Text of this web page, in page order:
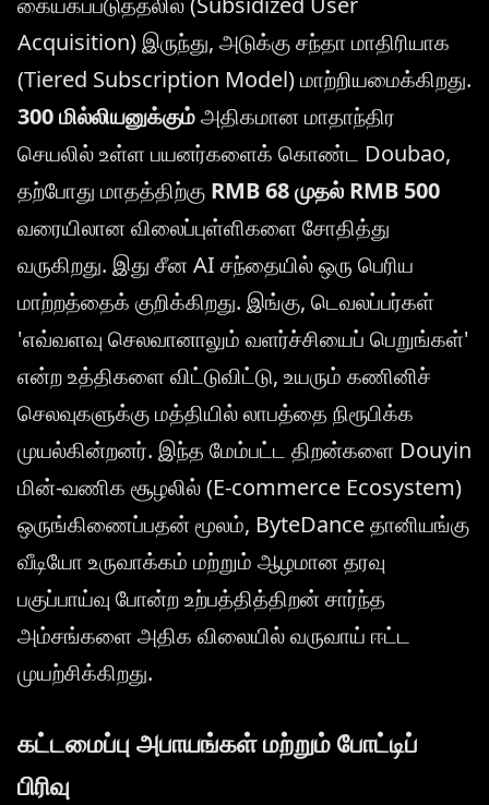
Acquisition) இருந்து, அடுக்கு சந்தா மாதிரியாக
(Tiered Subscription Model) மாற்றியமைக்கிறது.
300 மில்லியனுக்கும்அதிகமான மாதாந்திர
செயலில் உள்ள பயனர்களைக் கொண்ட Doubao,
தற்போது மாதத்திற்கு RMB 68 முதல் RMB 500
வரையிலான விலைப்புள்ளிகளை சோதித்து
வருகிறது. இது சீன AI சந்தையில் ஒரு பெரிய
மாற்றத்தைக் குறிக்கிறது. இங்கு, டெவலப்பர்கள்
'எவ்வளவு செலவானாலும் வளர்ச்சியைப் பெறுங்கள்'
என்ற உத்திகளை விட்டுவிட்டு, உயரும் கணினிச்
செலவுகளுக்கு மத்தியில் லாபத்தை நிரூபிக்க
முயல்கின்றனர். இந்த மேம்பட்ட திறன்களை Douyin
மின்-வணிக சூழலில் (E-commerce Ecosystem)
ஒருங்கிணைப்பதன் மூலம், ByteDance தானியங்கு
வீடியோ உருவாக்கம் மற்றும் ஆழமான தரவு
பகுப்பாய்வு போன்ற உற்பத்தித்திறன் சார்ந்த
அம்சங்களை அதிக விலையில் வருவாய் ஈட்ட
முயற்சிக்கிறது.
கட்டமைப்பு அபாயங்கள் மற்றும் போட்டிப்
பிரிவு